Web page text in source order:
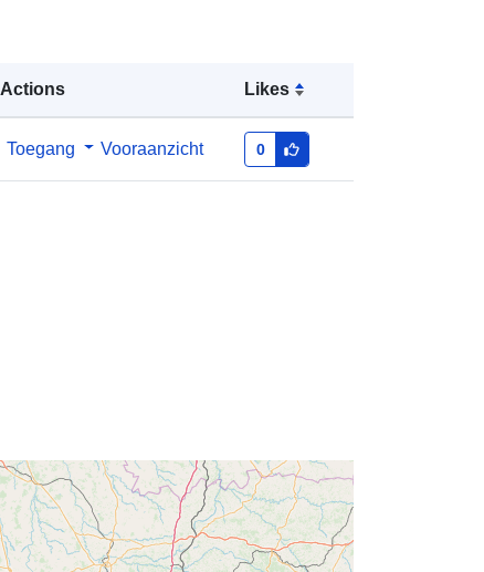
Actions Likes
Toegang Vooraanzicht 0
46.39289856 ], [ -0.04435,
46.39289856 ], [ -0.04435,
45.05160141 ], [ -1.47795999,
45.05160141 ], [ -1.47795999,
445f-b6c7-6d6906d3e16a
http://data.europa.eu/88u/dataset/fr-
120066022-srv-943dae5a-09d2-